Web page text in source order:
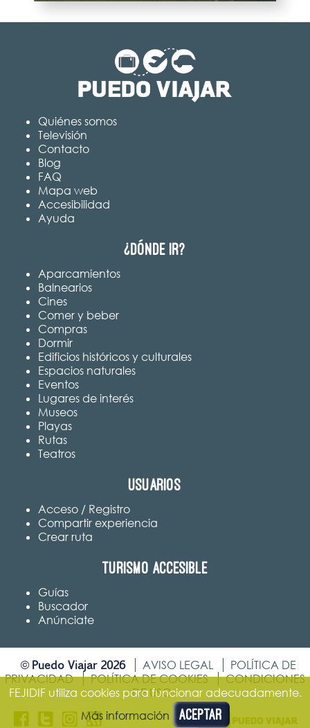
Quiénes somos
Televisión
Contacto
Blog
FAQ
Mapa web
Accesibilidad
Ayuda
¿Dónde ir?
Aparcamientos
Balnearios
Cines
Comer y beber
Compras
Dormir
Edificios históricos y culturales
Espacios naturales
Eventos
Lugares de interés
Museos
Playas
Rutas
Teatros
Usuarios
Acceso / Registro
Compartir experiencia
Crear ruta
Turismo accesible
Guías
Buscador
Anúnciate
© Puedo Viajar 2026 AVISO LEGAL
POLÍTICA DE
PRIVACIDAD
POLÍTICA DE COOKIES
CONDICIONES
DE USO
FEJIDIF utiliza cookies para funcionar adecuadamente.
Más información
Aceptar